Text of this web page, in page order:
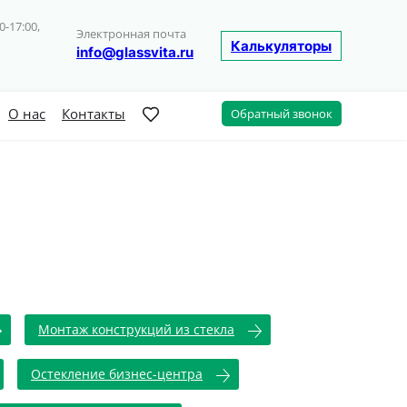
17:00,
Электронная почта
info@glassvita.ru Калькуляторы
О нас Контакты Обратный звонок
Монтаж конструкций из стекла
Остекление бизнес-центра